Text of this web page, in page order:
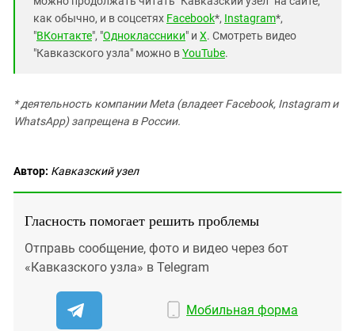
как обычно, и в соцсетях Facebook*, Instagram*,
"ВКонтакте", "Одноклассники" и X. Смотреть видео
"Кавказского узла" можно вYouTube.
* деятельность компании Meta (владеет Facebook, Instagram и
WhatsApp) запрещена в России.
Автор: Кавказский узел
Гласность помогает решить проблемы
Отправь сообщение, фото и видео через бот
«Кавказского узла» в Telegram
Мобильная форма